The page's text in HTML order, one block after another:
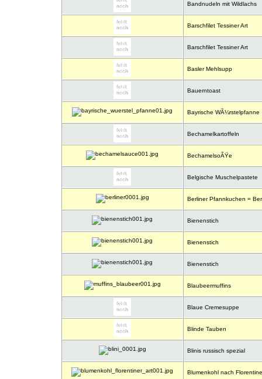
Bandnudeln mit Wildlachs
Barschfilet Tessiner Art
Barschfilet Tessiner Art
Basler Mehlsupp
Bauerntoast
Bayrische WÃ¼rstelpfanne
Bechamelkartoffeln
BechamelsoÃŸe
Belgische Muschelpastete
Berliner Pfannkuchen =
Bienenstich
Bienenstich
Bienenstich
Blaubeermuffins
Blaue Cremesuppe
Blinde Tauben
Blinis russisch spezial
Blumenkohl nach